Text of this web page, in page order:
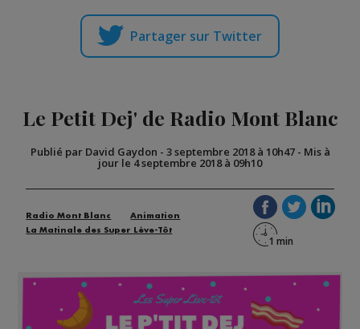
Partager sur Twitter
Le Petit Dej' de Radio Mont Blanc
Publié par David Gaydon - 3 septembre 2018 à 10h47- Mis à
jour le 4 septembre 2018 à 09h10
Radio Mont Blanc
Animation
La Matinale des Super Lève-Tôt